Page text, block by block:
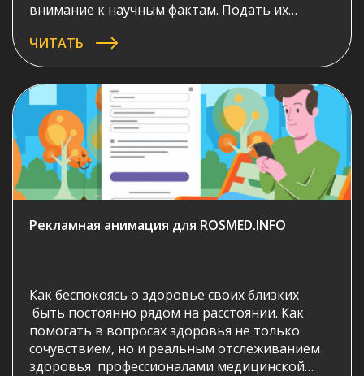
внимание к научным фактам. Подать их
Представляем вашему вниманию научно-
популярный ролик «Про мозг» созданный
студией Инфомульт.
ЧИТАТЬ
Рекламная анимация для ROSMED.INFO
Как беспокоясь о здоровье своих близких
быть постоянно рядом на расстоянии. Как
помогать в вопросах здоровья не только
сочувствием, но и реальным отслеживанием
здоровья профессионалами медицинской